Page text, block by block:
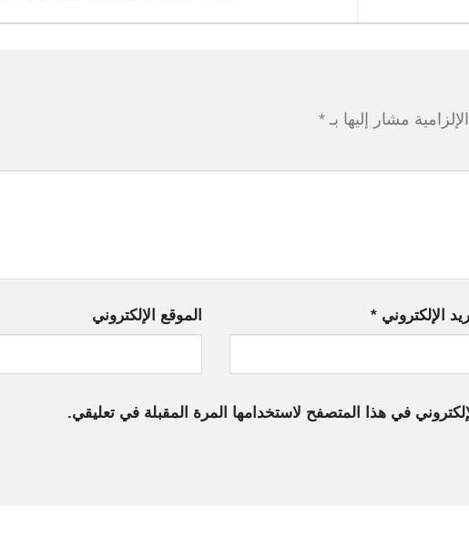
مشار إليها بـ *
الإلكتروني* الموقع الإلكتروني
في هذا المتصفح لاستخدامها المرة المقبلة في تعليقي.